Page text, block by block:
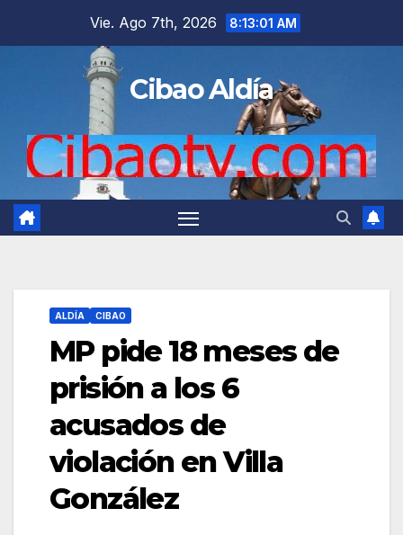
Vie. Ago 7th, 2026 8:13:02 AM
Cibao Aldía
ALDÍA CIBAO
MP pide 18 meses de
prisión a los 6
acusados de
violación en Villa
González